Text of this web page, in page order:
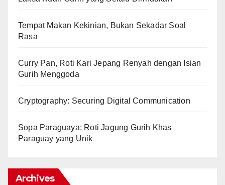
Tempat Makan Kekinian, Bukan Sekadar Soal
Rasa
Curry Pan, Roti Kari Jepang Renyah dengan Isian
Gurih Menggoda
Cryptography: Securing Digital Communication
Sopa Paraguaya: Roti Jagung Gurih Khas
Paraguay yang Unik
Archives